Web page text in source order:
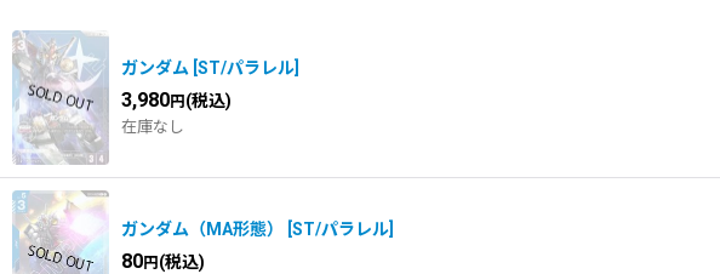
在庫あり
並び順 :
ガンダム ST/パラレル
3,980円 (税込)
在庫なし
ガンダム（MA形態） ST/パラレル
80円 (税込)